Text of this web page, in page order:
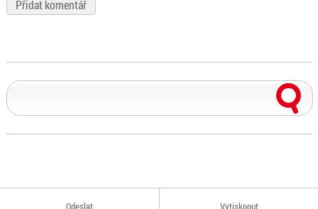
Odeslat Vytisknout